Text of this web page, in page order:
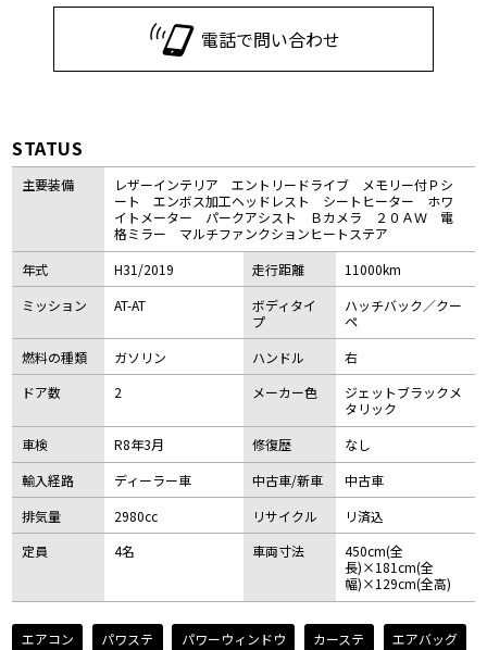
電話で問い合わせ
STATUS
主要装備
レザーインテリア エントリードライブ メモリー付Ｐシ
ート エンボス加工ヘッドレスト シートヒーター ホワ
イトメーター パークアシスト Ｂカメラ ２０ＡＷ 電
格ミラー マルチファンクションヒートステア
年式
H31/2019 走行距離
11000km
ミッション
AT-AT
ボディタイ
プ
ハッチバック／クー
ペ
燃料の種類
ガソリン ハンドル
右
ドア数
2 メーカー色
ジェットブラックメ
タリック
車検
R8年3月 修復歴
なし
輸入経路
ディーラー車 中古車/新車
中古車
排気量
2980cc リサイクル
リ済込
定員
4名 車両寸法
450cm(全
長)×181cm(全
幅)×129cm(全高)
エアコン パワステ パワーウィンドウ カーステ
エアバッグ